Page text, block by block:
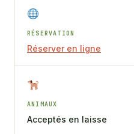
RÉSERVATION
Réserver en ligne
ANIMAUX
Acceptés en laisse